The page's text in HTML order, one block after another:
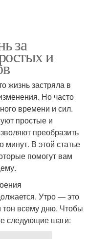
за
и
жизнь застряла в
Но часто
времени и сил.
простые и
преобразить
минут. В этой статье
помогут вам
Утро — это
тон всему дню. Чтобы
следующие шаги: